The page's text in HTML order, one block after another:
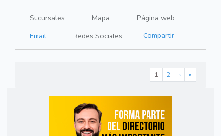
Sucursales Mapa
Página web
Email
Redes Sociales Compartir
1 2 › »